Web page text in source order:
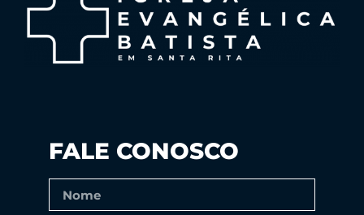
FALE CONOSCO